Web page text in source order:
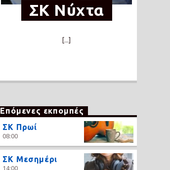
ΣΚ Νύχτα
[...]
Επόμενες εκπομπές
ΣΚ Πρωί
08:00
ΣΚ Μεσημέρι
14:00